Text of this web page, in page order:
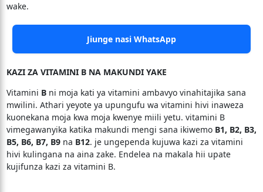
wake.
Jiunge nasi WhatsApp
KAZI ZA VITAMINI B NA MAKUNDI YAKE
Vitamini Bni moja kati ya vitamini ambavyo vinahitajika sana
mwilini. Athari yeyote ya upungufu wa vitamini hivi inaweza
kuonekana moja kwa moja kwenye miili yetu. vitamini B
vimegawanyika katika makundi mengi sana ikiwemo B1, B2, B3,
B5, B6, B7, B9na B12. je ungependa kujuwa kazi za vitamini
hivi kulingana na aina zake. Endelea na makala hii upate
kujifunza kazi za vitamini B.